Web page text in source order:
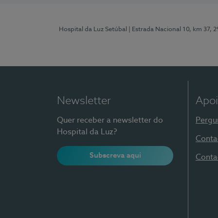
Hospital da Luz Setúbal | Estrada Nacional 10, km 37,
Newsletter
Quer receber a newsletter do
Hospital da Luz?
Subscreva aqui